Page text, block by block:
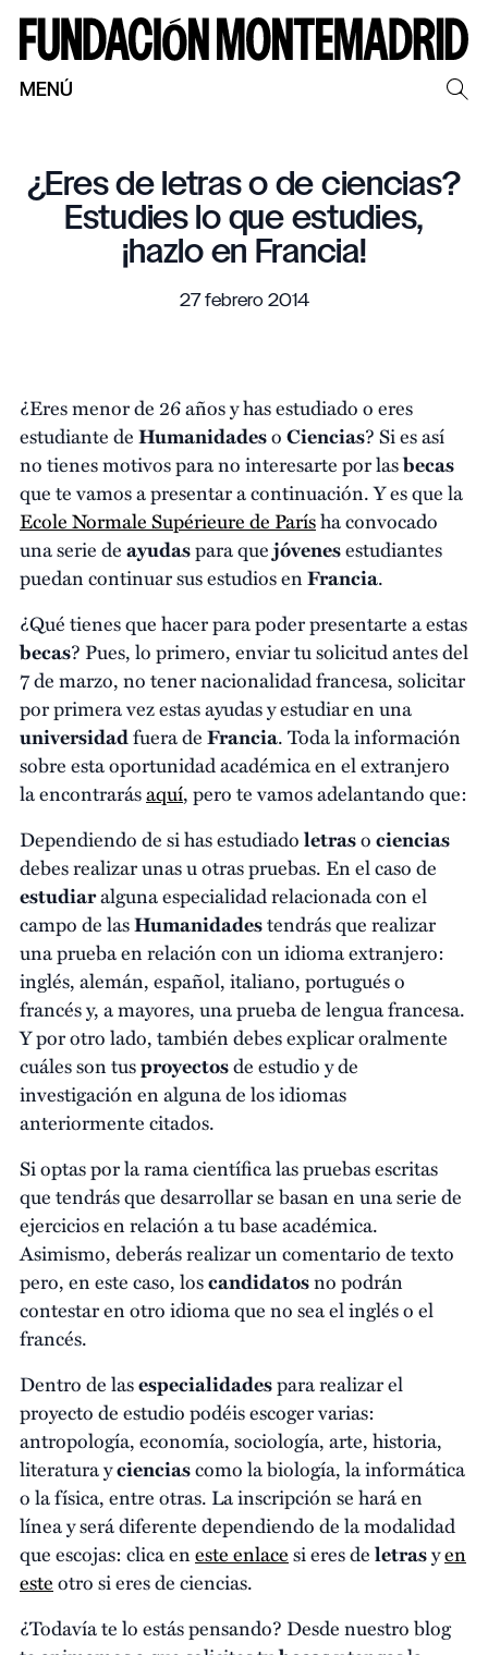
MENÚ
¿Eres de letras o de ciencias?
Estudies lo que estudies,
¡hazlo en Francia!
27 febrero 2014
¿Eres menor de 26 años y has estudiado o eres
estudiante deHumanidadesoCiencias? Si es así
no tienes motivos para no interesarte por lasbecas
que te vamos a presentar a continuación. Y es que la
Ecole Normale Supérieure de Parísha convocado
una serie deayudaspara quejóvenesestudiantes
puedan continuar sus estudios enFrancia.
¿Qué tienes que hacer para poder presentarte a estas
becas? Pues, lo primero, enviar tu solicitud antes del
7 de marzo, no tener nacionalidad francesa, solicitar
por primera vez estas ayudas y estudiar en una
universidadfuera deFrancia. Toda la información
sobre esta oportunidad académica en el extranjero
la encontrarásaquí, pero te vamos adelantando que:
Dependiendo de si has estudiadoletrasociencias
debes realizar unas u otras pruebas. En el caso de
estudiaralguna especialidad relacionada con el
campo de lasHumanidadestendrás que realizar
una prueba en relación con un idioma extranjero:
inglés, alemán, español, italiano, portugués o
francés y, a mayores, una prueba de lengua francesa.
Y por otro lado, también debes explicar oralmente
cuáles son tusproyectosde estudio y de
investigación en alguna de los idiomas
anteriormente citados.
Si optas por la rama científica las pruebas escritas
que tendrás que desarrollar se basan en una serie de
ejercicios en relación a tu base académica.
Asimismo, deberás realizar un comentario de texto
pero, en este caso, loscandidatosno podrán
contestar en otro idioma que no sea el inglés o el
francés.
Dentro de lasespecialidadespara realizar el
proyecto de estudio podéis escoger varias:
antropología, economía, sociología, arte, historia,
literatura ycienciascomo la biología, la informática
o la física, entre otras. La inscripción se hará en
línea y será diferente dependiendo de la modalidad
que escojas: clica eneste enlacesi eres deletrasyen
esteotro si eres de ciencias.
¿Todavía te lo estás pensando? Desde nuestro blog